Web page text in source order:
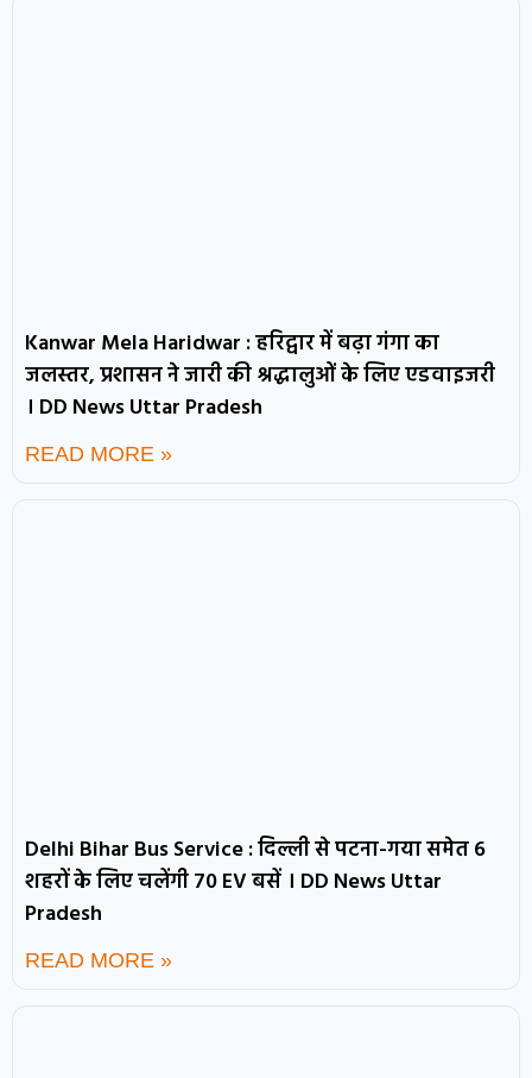
Kanwar Mela Haridwar : हरिद्वार में बढ़ा गंगा का
जलस्तर, प्रशासन ने जारी की श्रद्धालुओं के लिए एडवाइजरी
। DD News Uttar Pradesh
READ MORE »
Delhi Bihar Bus Service : दिल्ली से पटना-गया समेत 6
शहरों के लिए चलेंगी 70 EV बसें । DD News Uttar
Pradesh
READ MORE »